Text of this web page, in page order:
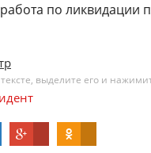
по ликвидации
выделите его и